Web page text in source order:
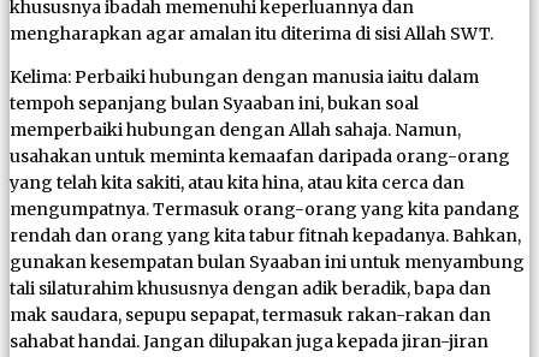
khususnya ibadah memenuhi keperluannya dan
mengharapkan agar amalan itu diterima di sisi Allah SWT.
Kelima: Perbaiki hubungan dengan manusia iaitu dalam
tempoh sepanjang bulan Syaaban ini, bukan soal
memperbaiki hubungan dengan Allah sahaja. Namun,
usahakan untuk meminta kemaafan daripada orang-orang
yang telah kita sakiti, atau kita hina, atau kita cerca dan
mengumpatnya. Termasuk orang-orang yang kita pandang
rendah dan orang yang kita tabur fitnah kepadanya. Bahkan,
gunakan kesempatan bulan Syaaban ini untuk menyambung
tali silaturahim khususnya dengan adik beradik, bapa dan
mak saudara, sepupu sepapat, termasuk rakan-rakan dan
sahabat handai. Jangan dilupakan juga kepada jiran-jiran